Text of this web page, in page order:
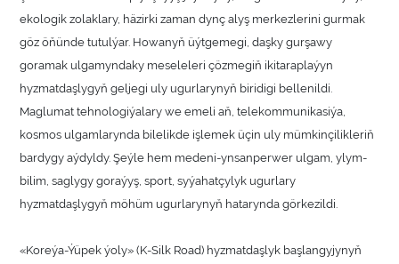
ekologik zolaklary, häzirki zaman dynç alyş merkezlerini gurmak
göz öňünde tutulýar. Howanyň üýtgemegi, daşky gurşawy
goramak ulgamyndaky meseleleri çözmegiň ikitaraplaýyn
hyzmatdaşlygyň geljegi uly ugurlarynyň biridigi bellenildi.
Maglumat tehnologiýalary we emeli aň, telekommunikasiýa,
kosmos ulgamlarynda bilelikde işlemek üçin uly mümkinçilikleriň
bardygy aýdyldy. Şeýle hem medeni-ynsanperwer ulgam, ylym-
bilim, saglygy goraýyş, sport, syýahatçylyk ugurlary
hyzmatdaşlygyň möhüm ugurlarynyň hatarynda görkezildi.
«Koreýa-Ýüpek ýoly» (K-Silk Road) hyzmatdaşlyk başlangyjynyň